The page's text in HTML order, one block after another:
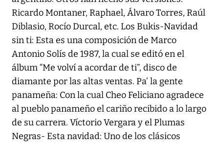
Ricardo Montaner, Raphael, Álvaro Torres, Raúl
Diblasio, Rocío Durcal, etc. Los Bukis-Navidad
sin ti: Esta es una composición de Marco
Antonio Solís de 1987, la cual se editó en el
álbum “Me volví a acordar de ti”, disco de
diamante por las altas ventas. Pa’ la gente
panameña: Con la cual Cheo Feliciano agradece
al pueblo panameño el cariño recibido a lo largo
de su carrera. Víctorio Vergara y el Plumas
Negras- Esta navidad: Uno de los clásicos